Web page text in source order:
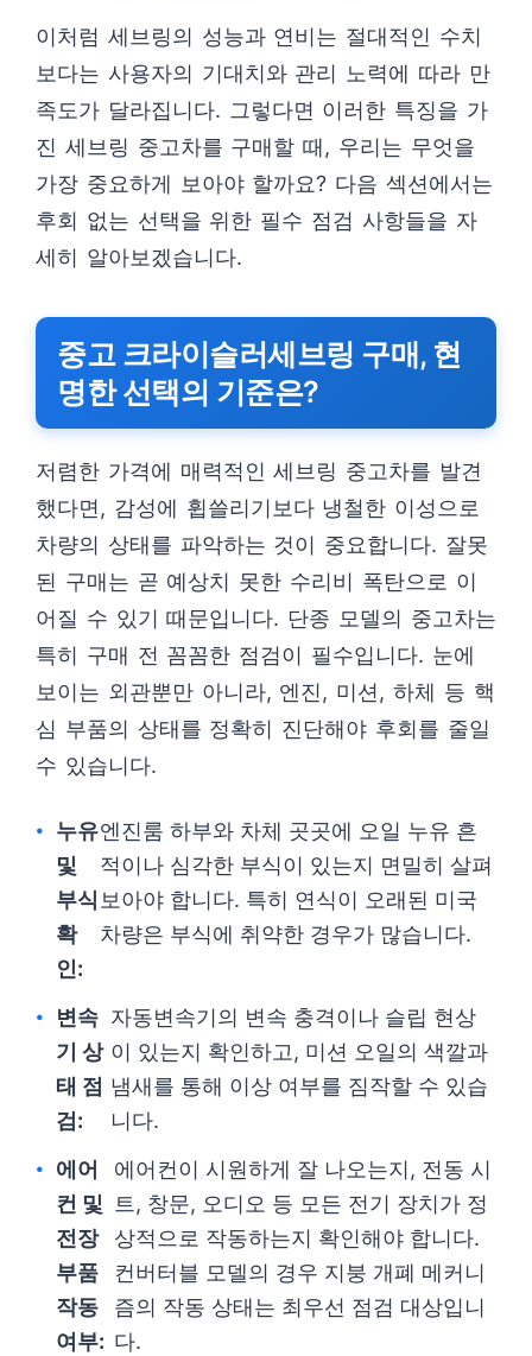
이처럼 세브링의 성능과 연비는 절대적인 수치
보다는 사용자의 기대치와 관리 노력에 따라 만
족도가 달라집니다. 그렇다면 이러한 특징을 가
진 세브링 중고차를 구매할 때, 우리는 무엇을
가장 중요하게 보아야 할까요? 다음 섹션에서는
후회 없는 선택을 위한 필수 점검 사항들을 자
세히 알아보겠습니다.
중고 크라이슬러세브링 구매, 현
명한 선택의 기준은?
저렴한 가격에 매력적인 세브링 중고차를 발견
했다면, 감성에 휩쓸리기보다 냉철한 이성으로
차량의 상태를 파악하는 것이 중요합니다. 잘못
된 구매는 곧 예상치 못한 수리비 폭탄으로 이
어질 수 있기 때문입니다. 단종 모델의 중고차는
특히 구매 전 꼼꼼한 점검이 필수입니다. 눈에
보이는 외관뿐만 아니라, 엔진, 미션, 하체 등 핵
심 부품의 상태를 정확히 진단해야 후회를 줄일
수 있습니다.
누유
및
부식
확
인:
엔진룸 하부와 차체 곳곳에 오일 누유 흔
적이나 심각한 부식이 있는지 면밀히 살펴
보아야 합니다. 특히 연식이 오래된 미국
차량은 부식에 취약한 경우가 많습니다.
변속
기 상
태 점
검:
자동변속기의 변속 충격이나 슬립 현상
이 있는지 확인하고, 미션 오일의 색깔과
냄새를 통해 이상 여부를 짐작할 수 있습
니다.
에어
컨 및
전장
부품
작동
여부:
에어컨이 시원하게 잘 나오는지, 전동 시
트, 창문, 오디오 등 모든 전기 장치가 정
상적으로 작동하는지 확인해야 합니다.
컨버터블 모델의 경우 지붕 개폐 메커니
즘의 작동 상태는 최우선 점검 대상입니
다.